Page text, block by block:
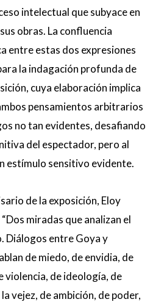
intelectual que subyace en
obras. La confluencia
entre estas dos expresiones
la indagación profunda de
cuya elaboración implica
pensamientos arbitrarios
no tan evidentes, desafiando
del espectador, pero al
estímulo sensitivo evidente.
de la exposición, Eloy
miradas que analizan el
Diálogos entre Goya y
de miedo, de envidia, de
violencia, de ideología, de
vejez, de ambición, de poder,